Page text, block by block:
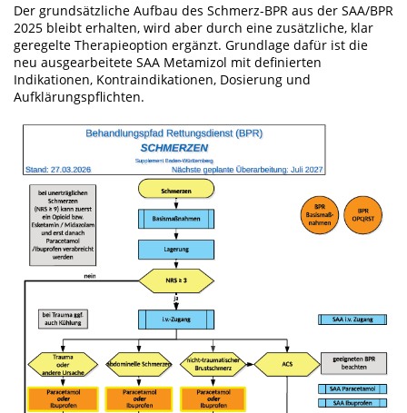
Der grundsätzliche Aufbau des Schmerz-BPR aus der SAA/BPR
2025 bleibt erhalten, wird aber durch eine zusätzliche, klar
geregelte Therapieoption ergänzt. Grundlage dafür ist die
neu ausgearbeitete SAA Metamizol mit definierten
Indikationen, Kontraindikationen, Dosierung und
Aufklärungspflichten.